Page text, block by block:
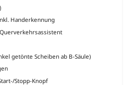
Handerkennung
getönte Scheiben ab B-Säule)
Stopp-Knopf